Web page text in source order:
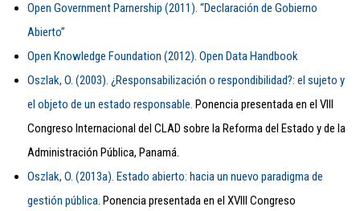
Open Government Parnership (2011). “Declaración de Gobierno
Abierto”
Open Knowledge Foundation (2012). Open Data Handbook
Oszlak, O. (2003). ¿Responsabilización o respondibilidad?: el sujeto y
el objeto de un estado responsable. Ponencia presentada en el VIII
Congreso Internacional del CLAD sobre la Reforma del Estado y de la
Administración Pública, Panamá.
Oszlak, O. (2013a). Estado abierto: hacia un nuevo paradigma de
gestión pública. Ponencia presentada en el XVIII Congreso